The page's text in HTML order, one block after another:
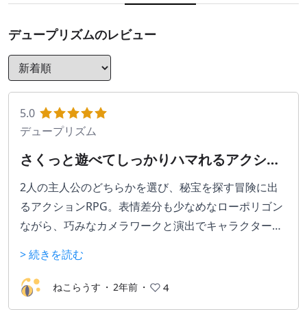
デュープリズムのレビュー
5.0
デュープリズム
さくっと遊べてしっかりハマれるアクショ
ンRPG
2人の主人公のどちらかを選び、秘宝を探す冒険に出
るアクションRPG。表情差分も少なめなローポリゴン
ながら、巧みなカメラワークと演出でキャラクターが
ーは胸が熱くなること間違いなし。「強くてニューゲ
ーム」もあり何度も遊べる点も良し。移植orリメイク
> 続きを読む
ねこらうす ・ 2年前 ・ 4